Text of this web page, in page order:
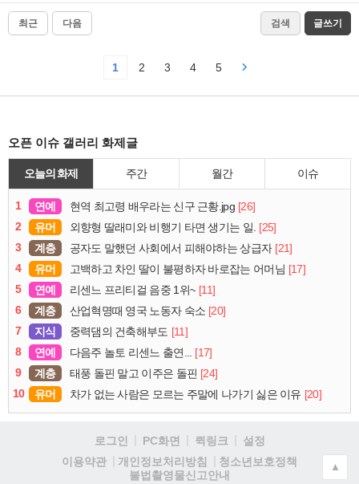
최근 다음 검색 글쓰기
1 2 3 4 5
오픈 이슈 갤러리 화제글
오늘의 화제 주간 월간 이슈
1 연예 현역 최고령 배우라는 신구 근황.jpg [26]
2
유머 외향형 딸래미와 비행기 타면 생기는 일. [25]
3
계층 공자도 말했던 사회에서 피해야하는 상급자 [21]
4
유머 고백하고 차인 딸이 불평하자 바로잡는 어머님 [17]
5
연예 리센느 프리티걸 음중 1위~ [11]
6
계층 산업혁명때 영국 노동자 숙소 [20]
7
지식 중력댐의 건축해부도 [11]
8
연예 다음주 놀토 리센느 출연... [17]
9
계층 태풍 돌핀 말고 이주은 돌핀 [24]
10
유머 차가 없는 사람은 모르는 주말에 나가기 싫은 이유 [20]
로그인 PC화면 퀵링크
설정
이용약관
개인정보처리방침
청소년보호정책
불법촬영물신고안내
▲